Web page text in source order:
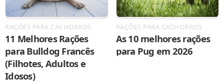
RAÇÕES PARA CACHORROS
11 Melhores Rações
para Bulldog Francês
(Filhotes, Adultos e
Idosos)
RAÇÕES PARA CACHORROS
As 10 melhores rações
para Pug em 2026